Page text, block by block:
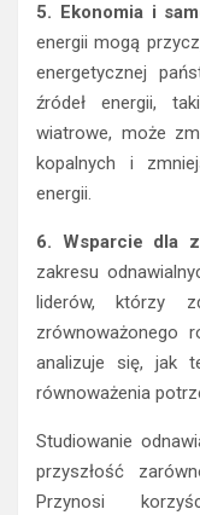
5. Ekonomia i
energii mogą
energetycznej
źródeł energii,
wiatrowe, może
kopalnych i
energii.
6. Wsparcie dla
zakresu
liderów, którzy
zrównoważonego
analizuje się, jak
równoważenia
Studiowanie
przyszłość
Przynosi